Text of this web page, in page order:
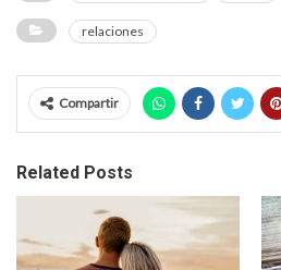
relaciones
Compartir
Related Posts